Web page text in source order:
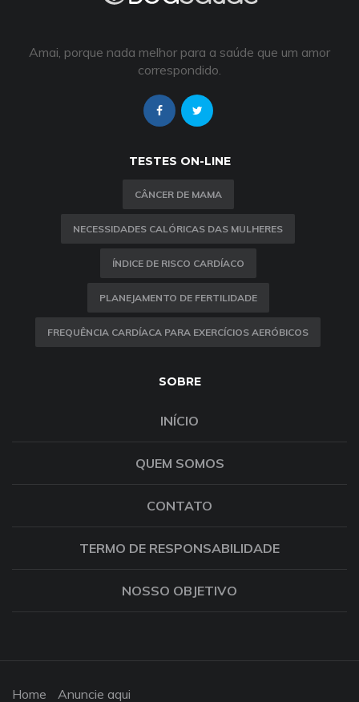
Amai, porque nada melhor para a saúde que um amor
correspondido.
TESTES ON-LINE
CÂNCER DE MAMA
NECESSIDADES CALÓRICAS DAS MULHERES
ÍNDICE DE RISCO CARDÍACO
PLANEJAMENTO DE FERTILIDADE
FREQUÊNCIA CARDÍACA PARA EXERCÍCIOS AERÓBICOS
SOBRE
INÍCIO
QUEM SOMOS
CONTATO
TERMO DE RESPONSABILIDADE
NOSSO OBJETIVO
Home Anuncie aqui